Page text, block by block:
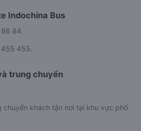
Indochina Bus
84.
455.
trung chuyển
chuyển khách tận nơi tại khu vực phố